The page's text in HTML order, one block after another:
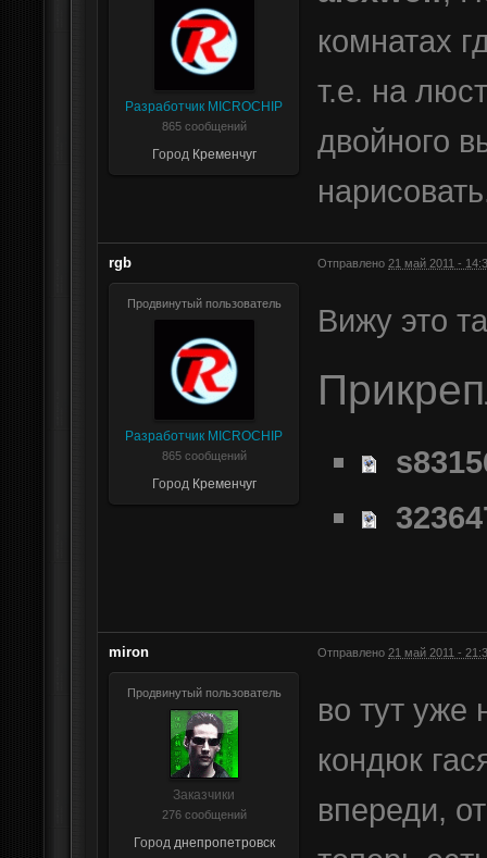
Разработчик MICROCHIP
865 сообщений
Город Кременчуг
комнатах
т.е. на
двойного
rgb Отправлено 21 май 2011 -
Продвинутый пользователь
Разработчик MICROCHIP
865 сообщений
Город Кременчуг
Вижу это
miron Отправлено 21 май 2011 -
Продвинутый пользователь
Заказчики
276 сообщений
Город днепропетровск
во тут уже
кондюк
впереди,